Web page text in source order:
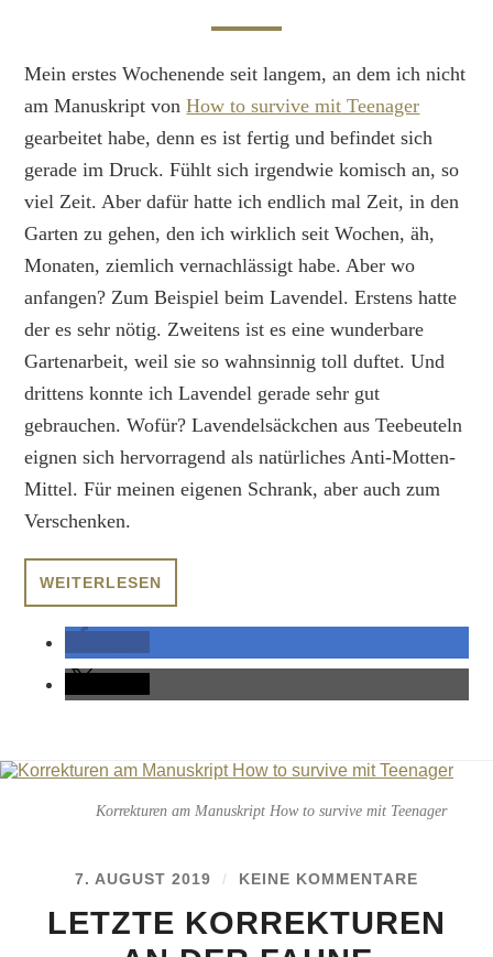
Mein erstes Wochenende seit langem, an dem ich nicht
am Manuskript vonHow to survive mit Teenager
gearbeitet habe, denn es ist fertig und befindet sich
gerade im Druck. Fühlt sich irgendwie komisch an, so
viel Zeit. Aber dafür hatte ich endlich mal Zeit, in den
Garten zu gehen, den ich wirklich seit Wochen, äh,
Monaten, ziemlich vernachlässigt habe. Aber wo
anfangen? Zum Beispiel beim Lavendel. Erstens hatte
der es sehr nötig. Zweitens ist es eine wunderbare
Gartenarbeit, weil sie so wahnsinnig toll duftet. Und
drittens konnte ich Lavendel gerade sehr gut
gebrauchen. Wofür? Lavendelsäckchen aus Teebeuteln
eignen sich hervorragend als natürliches Anti-Motten-
Mittel. Für meinen eigenen Schrank, aber auch zum
Verschenken.
WEITERLESEN
Korrekturen am Manuskript How to survive mit Teenager
7. AUGUST 2019 / KEINE KOMMENTARE
LETZTE KORREKTUREN